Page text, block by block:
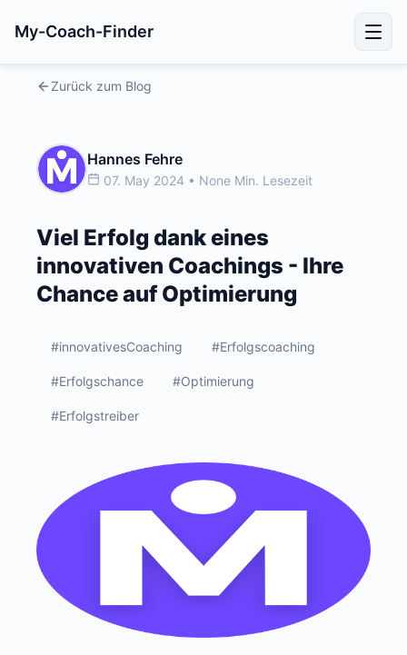
My-Coach-Finder
Zurück zum Blog
Hannes Fehre
07. May 2024 • None Min. Lesezeit
Viel Erfolg dank eines
innovativen Coachings - Ihre
Chance auf Optimierung
#innovativesCoaching #Erfolgscoaching
#Erfolgschance #Optimierung
#Erfolgstreiber